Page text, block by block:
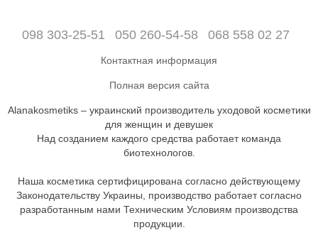
098 303-25-51 050 260-54-58 068 558 02 27
Контактная информация
Полная версия сайта
Alanakosmetiks – украинский производитель уходовой косметики
для женщин и девушек
Над созданием каждого средства работает команда
биотехнологов.
Наша косметика сертифицирована согласно действующему
Законодательству Украины, производство работает согласно
разработанным нами Техническим Условиям производства
продукции.